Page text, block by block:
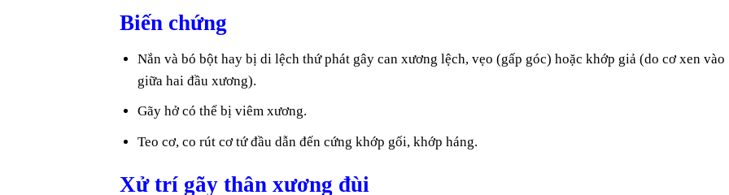
Biến chứng
Nắn và bó bột hay bị di lệch thứ phát gây can xương lệch, vẹo (gấp góc) hoặc khớp giả (do cơ xen vào
giữa hai đầu xương).
Gãy hở có thể bị viêm xương.
Teo cơ, co rút cơ tứ đầu dẫn đến cứng khớp gối, khớp háng.
Xử trí gãy thân xương đùi